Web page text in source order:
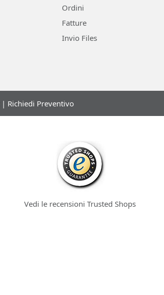
Ordini
Fatture
Invio Files
| Richiedi Preventivo
Vedi le recensioni Trusted Shops